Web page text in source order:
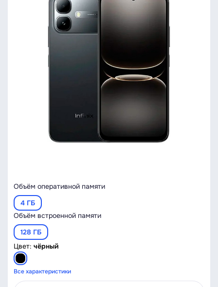
Объём оперативной памяти
4 ГБ
Объём встроенной памяти
128 ГБ
Цвет: чёрный
Все характеристики